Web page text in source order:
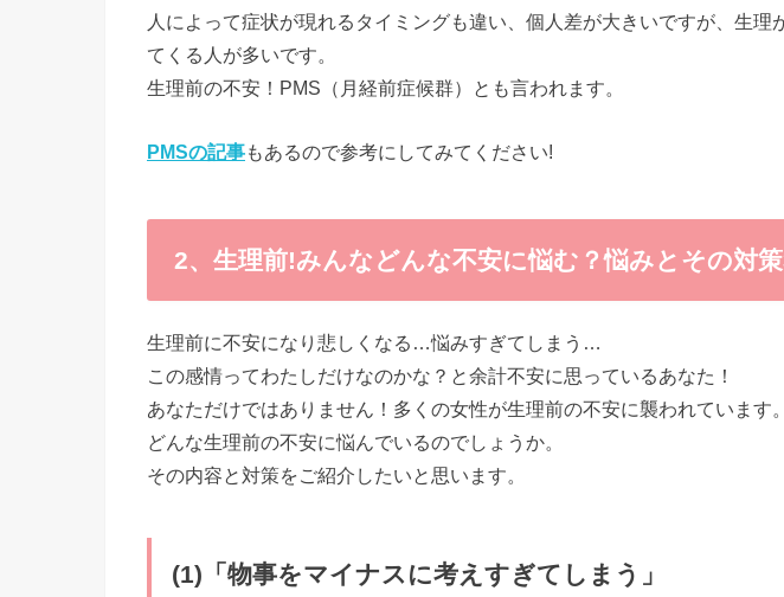
人によって症状が現れるタイミングも違い、個人差が大きいですが、生理
てくる人が多いです。
生理前の不安！PMS（月経前症候群）とも言われます。
PMSの記事もあるので参考にしてみてください!
2、生理前!みんなどんな不安に悩む？悩みとその対
生理前に不安になり悲しくなる…悩みすぎてしまう…
この感情ってわたしだけなのかな？と余計不安に思っているあなた！
あなただけではありません！多くの女性が生理前の不安に襲われています。
どんな生理前の不安に悩んでいるのでしょうか。
その内容と対策をご紹介したいと思います。
(1)「物事をマイナスに考えすぎてしまう」